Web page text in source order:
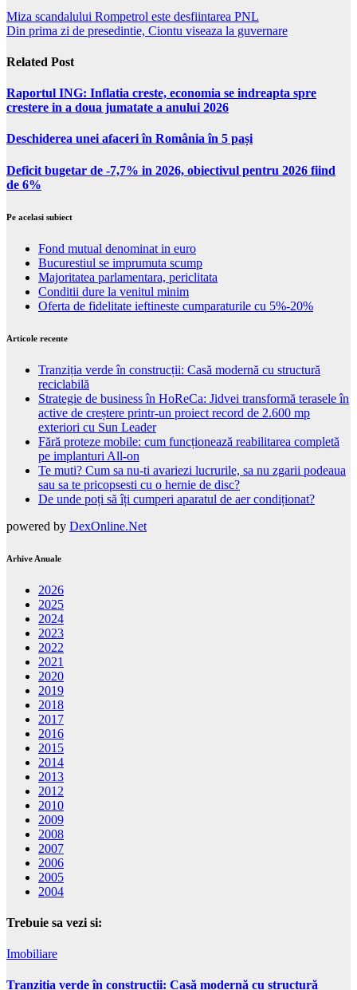
Miza scandalului Rompetrol este desfiintarea PNL
Din prima zi de presedintie, Ciontu viseaza la guvernare
Related Post
Raportul ING: Inflatia creste, economia se indreapta spre
crestere in a doua jumatate a anului 2026
Deschiderea unei afaceri în România în 5 pași
Deficit bugetar de -7,7% in 2026, obiectivul pentru 2026 fiind
de 6%
Pe acelasi subiect
Fond mutual denominat in euro
Bucurestiul se imprumuta scump
Majoritatea parlamentara, periclitata
Conditii dure la venitul minim
Oferta de fidelitate ieftineste cumparaturile cu 5%-20%
Articole recente
Tranziția verde în construcții: Casă modernă cu structură
reciclabilă
Strategie de business în HoReCa: Jidvei transformă terasele în
active de creștere printr-un proiect record de 2.600 mp
exteriori cu Sun Leader
Fără proteze mobile: cum funcționează reabilitarea completă
pe implanturi All-on
Te muti? Cum sa nu-ti avariezi lucrurile, sa nu zgarii podeaua
sau sa te pricopsesti cu o hernie de disc?
De unde poți să îți cumperi aparatul de aer condiționat?
powered by DexOnline.Net
Arhive Anuale
2026
2025
2024
2023
2022
2021
2020
2019
2018
2017
2016
2015
2014
2013
2012
2010
2009
2008
2007
2006
2005
2004
Trebuie sa vezi si:
Imobiliare
Tranziția verde în construcții: Casă modernă cu structură